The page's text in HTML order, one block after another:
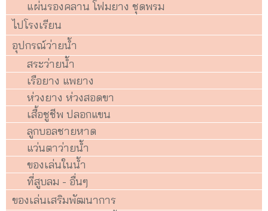
แผ่นรองคลาน โฟมยาง ชุดพรม
ไปโรงเรียน
อุปกรณ์ว่ายน้ำ
สระว่ายน้ำ
เรือยาง แพยาง
ห่วงยาง ห่วงสอดขา
เสื้อชูชีพ ปลอกแขน
ลูกบอลชายหาด
แว่นตาว่ายน้ำ
ของเล่นในน้ำ
ที่สูบลม - อื่นๆ
ของเล่นเสริมพัฒนาการ